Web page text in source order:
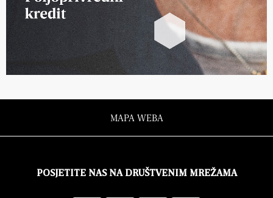
MAPA WEBA
POSJETITE NAS NA DRUŠTVENIM MREŽAMA